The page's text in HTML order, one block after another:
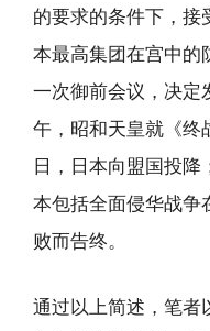
的要求的条件下，接
本最高集团在宫中的
一次御前会议，决定
午，昭和天皇就《终
日，日本向盟国投
本包括全面侵华战争
败而告终。
通过以上简述，笔者